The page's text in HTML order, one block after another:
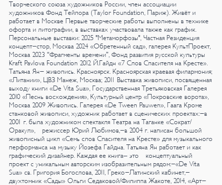
Творческого союза художников России, член ассоциации
художников Фонд Тейлора (Tаylor Foundation, Париж). Живёт и
работает в Москве Первые творческие работы выполнены в технике
офорта и литографии, в выставках участвовала также как график.
Персональные выставки: 2025 "Метаморфозы", Частная Резиденция
концепт-стор, Москва 2024 «Обретенный сад», галерея КультПроект,
Москва 2023 “Фрагменты времени”, Фонд развития русской культуры
Kraft Pavlova Foundation 2012 Й.Гайдн «7 Слов Спасителя на Кресте».
Татьяна Ян- живопись. Красноярск. Красноярская краевая филармония;
«Литании», ЦВЗ Манеж, Москва; 2011
Выставка живописи, посвященная
выходу книги «De Vita Sua», Государственная Третьяковская Галерея
2010 «Песнь восхождения», Культурный центр «Покровские ворота»,
Москва 2009 Живопись. Галерея «De Tween Pauwen», Гаага Кроме
станковой живописи, художник работает в сценических проектах:-в
2001 г. была художником спектакля Театра на Таганке «Сократ/
Оракул», режиссер Юрий Любимов,-в 2004 г. написан большой
живописный цикл «Семь слов Спасителя на Кресте» для музыкального
перформанса на музыку Йозефа Гайдна. Татьяна Ян работает и как
графический дизайнер. Каждая ее книга– это концептуальный
проект с уникальным авторским изобразительным рядом:-«De Vita
Sua» св. Григория Богослова, 2011, Греко-Латинский кабинет,-
двухтомник «Сады» Ольги Седаковой/Филиппа Жакоте, 2014, «Арт-